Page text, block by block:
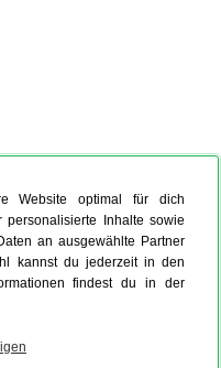
Website optimal für dich
Inhalte sowie
an ausgewählte Partner
kannst du jederzeit in den
findest du in der